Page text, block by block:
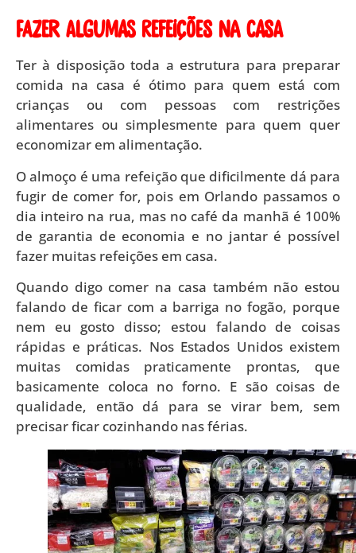
Fazer algumas refeições na casa
Ter à disposição toda a estrutura para preparar
comida na casa é ótimo para quem está com
crianças ou com pessoas com restrições
alimentares ou simplesmente para quem quer
economizar em alimentação.
O almoço é uma refeição que dificilmente dá para
fugir de comer for, pois em Orlando passamos o
dia inteiro na rua, mas no café da manhã é 100%
de garantia de economia e no jantar é possível
fazer muitas refeições em casa.
Quando digo comer na casa também não estou
falando de ficar com a barriga no fogão, porque
nem eu gosto disso; estou falando de coisas
rápidas e práticas. Nos Estados Unidos existem
muitas comidas praticamente prontas, que
basicamente coloca no forno. E são coisas de
qualidade, então dá para se virar bem, sem
precisar ficar cozinhando nas férias.